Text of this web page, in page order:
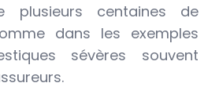
plusieurs centaines de
dans les exemples
sévères souvent